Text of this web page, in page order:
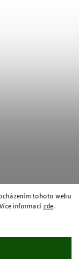
tohoto webu
informací zde.
vyhrazena.